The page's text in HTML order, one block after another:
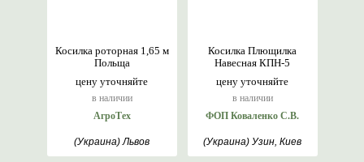
цену уточняйте
в наличии
Косилка роторная 1,65 м
Польща
АгроТех
(Украина) Львов
цену уточняйте
в наличии
Косилка Плющилка
Навесная КПН-5
ФОП Коваленко С.В.
(Украина) Узин, Киев